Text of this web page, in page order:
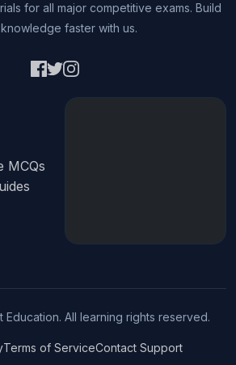
for all major competitive exams. Build
faster with us.
MCQs
All learning rights reserved.
Terms of ServiceContact Support